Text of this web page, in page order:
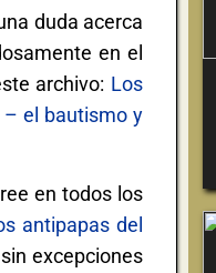
duda acerca
en el
archivo: Los
– el bautismo y
en todos los
antipapas del
sin excepciones